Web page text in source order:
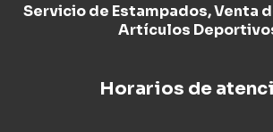
Servicio de Estampados, Venta
Artículos
Horarios de